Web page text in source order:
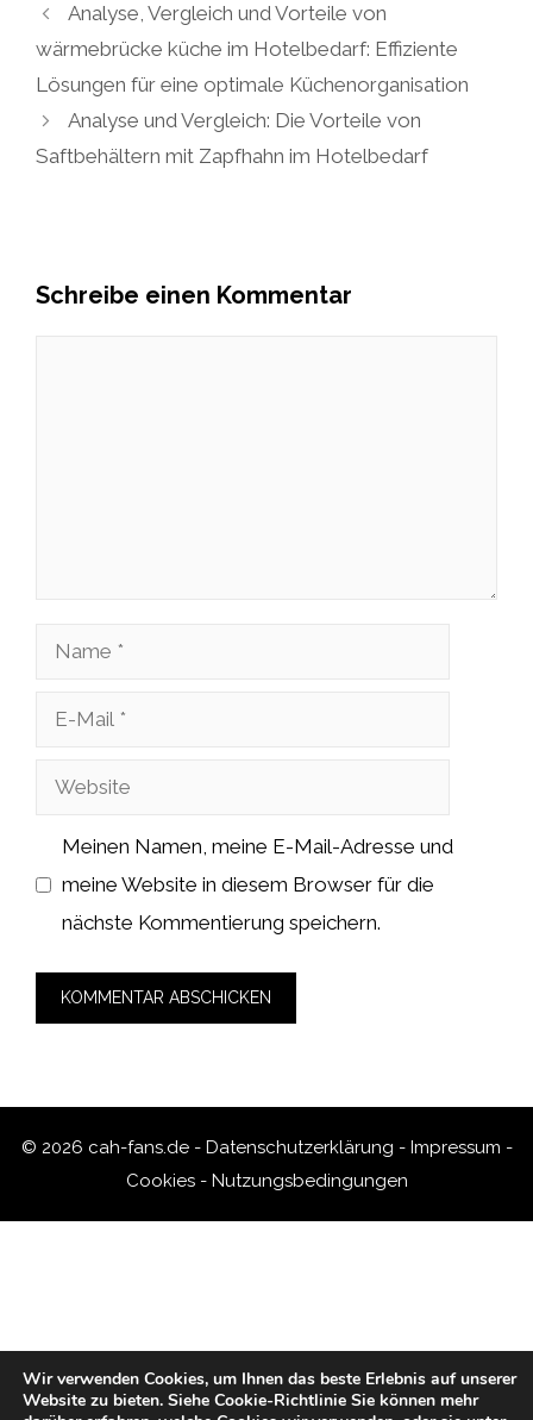
Analyse, Vergleich und Vorteile von
wärmebrücke küche im Hotelbedarf: Effiziente
Lösungen für eine optimale Küchenorganisation
Analyse und Vergleich: Die Vorteile von
Saftbehältern mit Zapfhahn im Hotelbedarf
Schreibe einen Kommentar
Name
Website
Meinen Namen, meine E-Mail-Adresse und
meine Website in diesem Browser für die
nächste Kommentierung speichern.
© 2026 cah-fans.de - Datenschutzerklärung - Impressum -
Cookies- Nutzungsbedingungen
Wir verwenden Cookies, um Ihnen das beste Erlebnis auf unserer
Website zu bieten. Siehe Cookie-Richtlinie Sie können mehr